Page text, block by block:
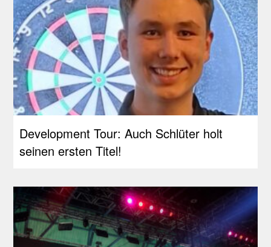
Development Tour: Auch Schlüter holt
seinen ersten Titel!